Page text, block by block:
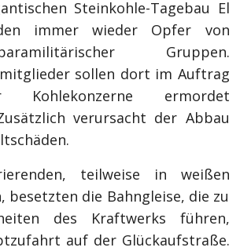
Steinkohle-Tagebau El
immer wieder Opfer von
Gruppen.
sollen dort im Auftrag
Kohlekonzerne ermordet
verursacht der Abbau
teilweise in weißen
besetzten die Bahngleise, die zu
des Kraftwerks führen,
auf der Glückaufstraße.